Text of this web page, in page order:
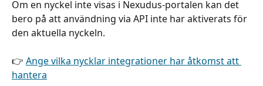
Om en nyckel inte visas i Nexudus-portalen kan det
bero på att användning via API inte har aktiverats för
den aktuella nyckeln.
👉 Ange vilka nycklar integrationer har åtkomst att
hantera